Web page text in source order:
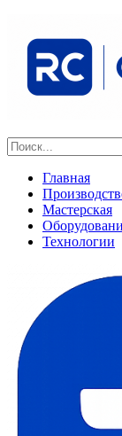
Главная
Мастерская
Технологии